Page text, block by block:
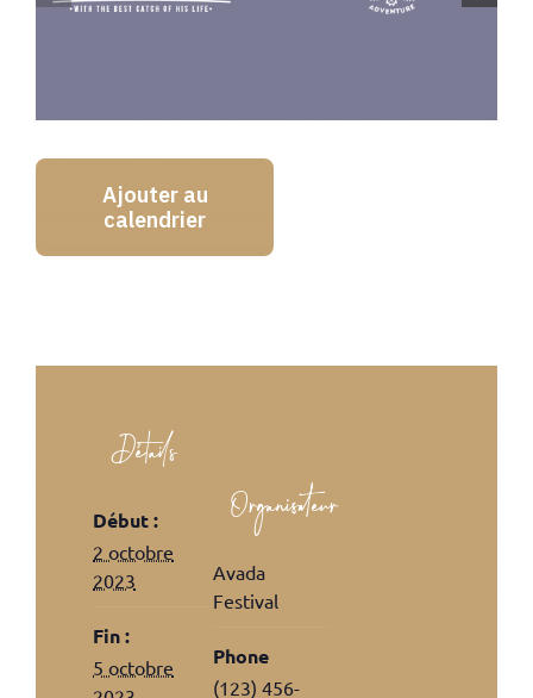
Ajouter au
calendrier
Détails
Début :
2 octobre
2023
Fin :
5 octobre
Organisateur
Avada
Festival
Phone
(123) 456-